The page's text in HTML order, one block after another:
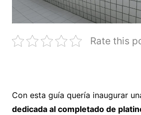
Rate this
Con esta guía quería inaugurar
dedicada al completado de